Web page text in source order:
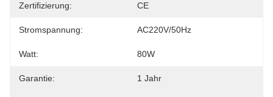
Zertifizierung: CE
Stromspannung: AC220V/50Hz
Watt: 80W
Garantie: 1 Jahr